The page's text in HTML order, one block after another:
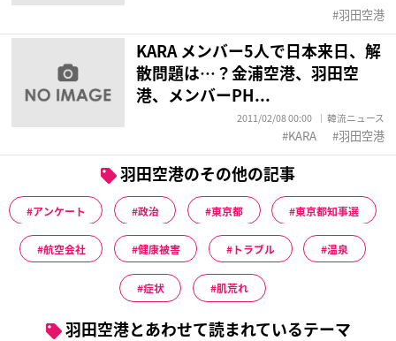
羽田空港
KARA メンバー5人で日本来日、解
散問題は…？金浦空港、羽田空
港、メンバーPH...
2011/02/08 00:00 韓流ニュース
KARA 羽田空港
羽田空港のその他の記事
アンケート 政治 東京都 東京都知事選
航空会社 健康被害 トラブル 温泉
症状 肌荒れ
羽田空港とあわせて読まれているテーマ